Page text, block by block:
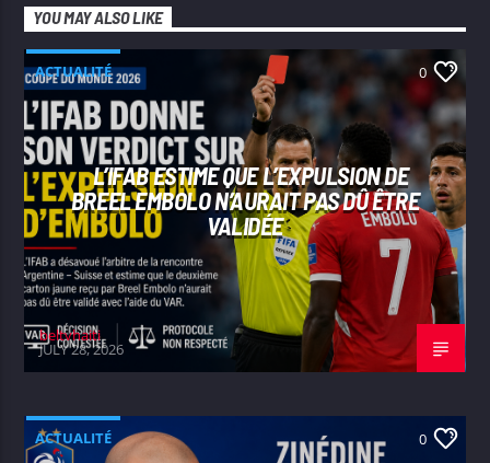
YOU MAY ALSO LIKE
ACTUALITÉ 0
L’IFAB ESTIME QUE L’EXPULSION DE
BREEL EMBOLO N’AURAIT PAS DÛ ÊTRE
VALIDÉE
beltvhaiti
JULY 28, 2026
ACTUALITÉ 0